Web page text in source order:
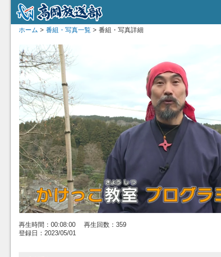
ホーム > 番組・写真一覧 > 番組・写真詳細
再生時間：00:08:00 再生回数：359
登録日：2023/05/01